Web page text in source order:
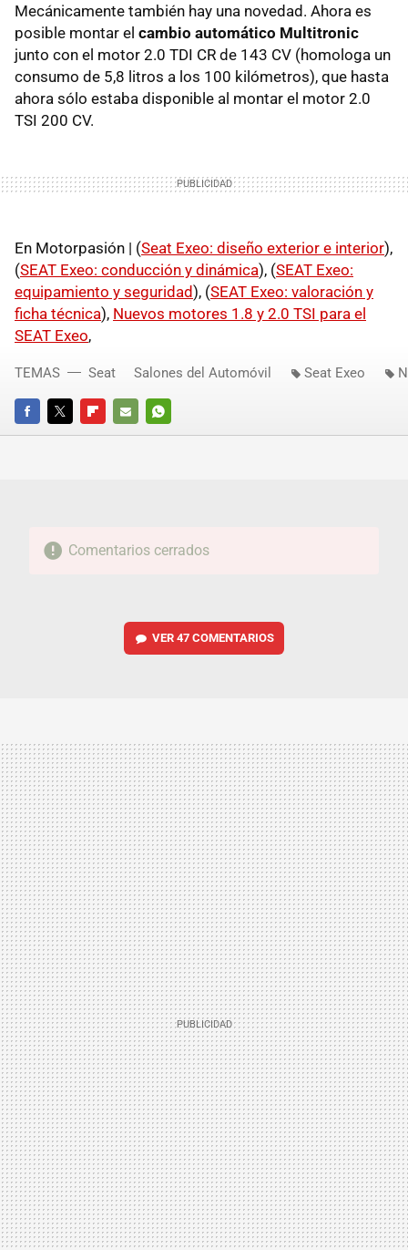
Mecánicamente también hay una novedad. Ahora es
posible montar el cambio automático Multitronic
junto con el motor 2.0 TDI CR de 143 CV (homologa un
consumo de 5,8 litros a los 100 kilómetros), que hasta
ahora sólo estaba disponible al montar el motor 2.0
TSI 200 CV.
En Motorpasión | (Seat Exeo: diseño exterior e interior),
(SEAT Exeo: conducción y dinámica), (SEAT Exeo:
equipamiento y seguridad), (SEAT Exeo: valoración y
ficha técnica), Nuevos motores 1.8 y 2.0 TSI para el
SEAT Exeo,
FACEBOOKTWITTERFLIPBOARD
E-
WHATSAPP
TEMAS Seat Salones del Automóvil Seat Exeo
Comentarios cerrados
VER 47 COMENTARIOS